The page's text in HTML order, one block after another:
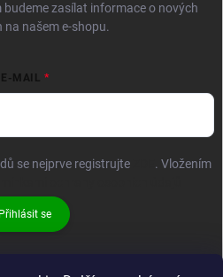
budeme zasílat informace o nových
na našem e-shopu.
E-MAIL
se nejprve registrujte
. Vložením
Přihlásit se